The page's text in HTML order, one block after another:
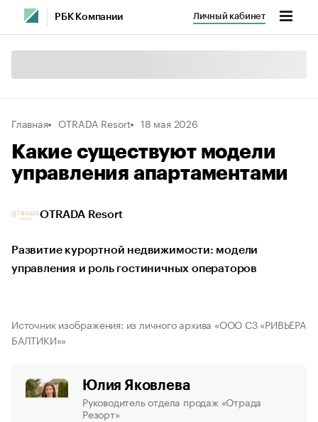
РБК Компании Личный кабинет
Главная OTRADA Resort 18 мая 2026
Какие существуют модели
управления апартаментами
OTRADA Resort
Развитие курортной недвижимости: модели
управления и роль гостиничных операторов
Источник изображения: из личного архива «ООО СЗ «РИВЬЕРА
БАЛТИКИ»»
Юлия Яковлева
Руководитель отдела продаж «Отрада
Резорт»